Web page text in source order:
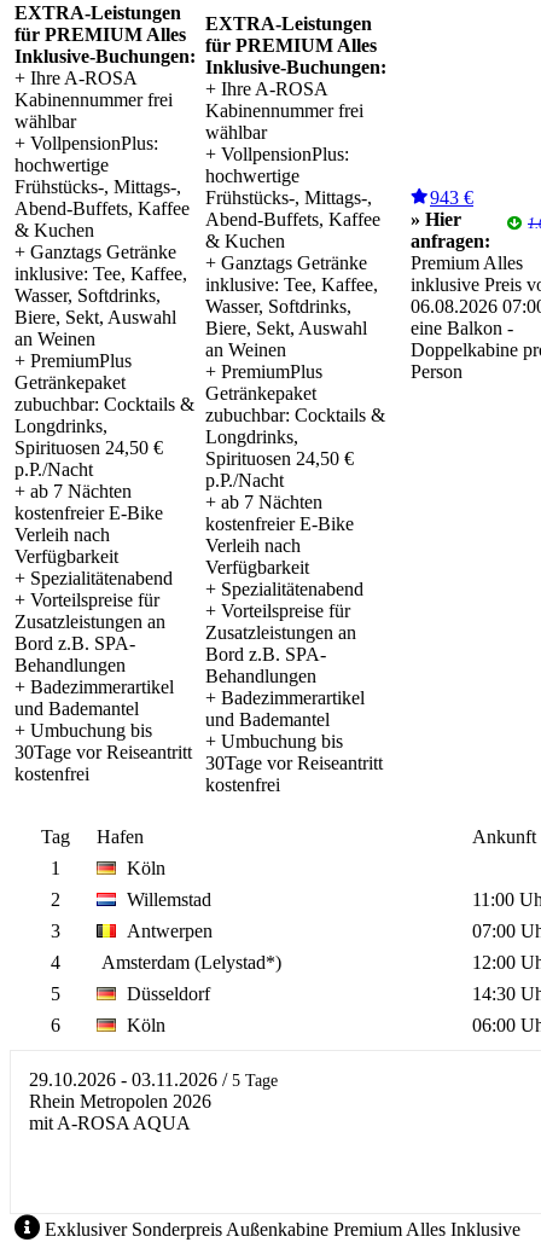
EXTRA-Leistungen
für PREMIUM Alles
Inklusive-Buchungen:
+ Ihre A-ROSA
Kabinennummer frei
wählbar
+ VollpensionPlus:
hochwertige
Frühstücks-, Mittags-,
Abend-Buffets, Kaffee
& Kuchen
+ Ganztags Getränke
inklusive: Tee, Kaffee,
Wasser, Softdrinks,
Biere, Sekt, Auswahl
an Weinen
+ PremiumPlus
Getränkepaket
zubuchbar: Cocktails &
Longdrinks,
Spirituosen 24,50 €
p.P./Nacht
+ ab 7 Nächten
kostenfreier E-Bike
Verleih nach
Verfügbarkeit
+ Spezialitätenabend
+ Vorteilspreise für
Zusatzleistungen an
Bord z.B. SPA-
Behandlungen
+ Badezimmerartikel
und Bademantel
+ Umbuchung bis
30Tage vor Reiseantritt
kostenfrei
EXTRA-Leistungen
für PREMIUM Alles
Inklusive-Buchungen:
+ Ihre A-ROSA
Kabinennummer frei
wählbar
+ VollpensionPlus:
hochwertige
Frühstücks-, Mittags-,
Abend-Buffets, Kaffee
& Kuchen
+ Ganztags Getränke
inklusive: Tee, Kaffee,
Wasser, Softdrinks,
Biere, Sekt, Auswahl
an Weinen
+ PremiumPlus
Getränkepaket
zubuchbar: Cocktails &
Longdrinks,
Spirituosen 24,50 €
p.P./Nacht
+ ab 7 Nächten
kostenfreier E-Bike
Verleih nach
Verfügbarkeit
+ Spezialitätenabend
+ Vorteilspreise für
Zusatzleistungen an
Bord z.B. SPA-
Behandlungen
+ Badezimmerartikel
und Bademantel
+ Umbuchung bis
30Tage vor Reiseantritt
kostenfrei
943 €
» Hier
anfragen:
Premium Alles
inklusive Preis
06.08.2026
eine Balkon -
Doppelkabine
Person
Tag Hafen
Ankunft
1
Köln
2
Willemstad
11:00
3
Antwerpen
07:00
4
Amsterdam (Lelystad*)
12:00
5
Düsseldorf
14:30
6
Köln 06:00
29.10.2026 - 03.11.2026 /5 Tage
Rhein Metropolen 2026
mit A-ROSA AQUA
Exklusiver Sonderpreis Außenkabine Premium Alles Inklusive